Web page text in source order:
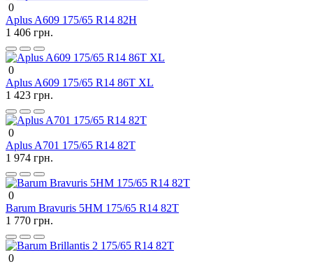
0
Aplus A609 175/65 R14 82H
1 406 грн.
0
Aplus A609 175/65 R14 86T XL
1 423 грн.
0
Aplus A701 175/65 R14 82T
1 974 грн.
0
Barum Bravuris 5HM 175/65 R14 82T
1 770 грн.
0